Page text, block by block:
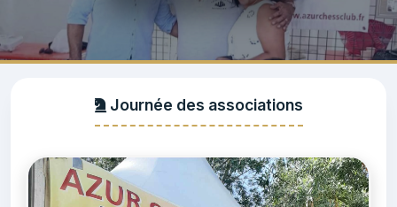
Journée des associations